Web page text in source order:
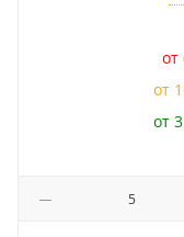
от
от
от